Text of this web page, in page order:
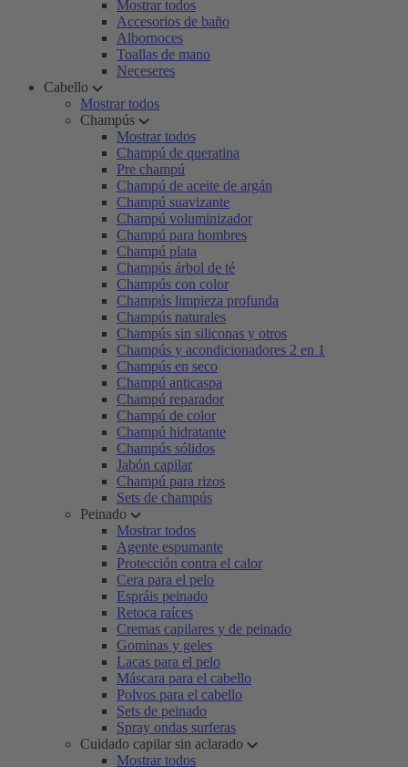
Mostrar todos
Accesorios de baño
Albornoces
Toallas de mano
Neceseres
Cabello
Mostrar todos
Champús
Mostrar todos
Champú de queratina
Pre champú
Champú de aceite de argán
Champú suavizante
Champú voluminizador
Champú para hombres
Champú plata
Champús árbol de té
Champús con color
Champús limpieza profunda
Champús naturales
Champús sin siliconas y otros
Champús y acondicionadores 2 en 1
Champús en seco
Champú anticaspa
Champú reparador
Champú de color
Champú hidratante
Champús sólidos
Jabón capilar
Champú para rizos
Sets de champús
Peinado
Mostrar todos
Agente espumante
Protección contra el calor
Cera para el pelo
Espráis peinado
Retoca raíces
Cremas capilares y de peinado
Gominas y geles
Lacas para el pelo
Máscara para el cabello
Polvos para el cabello
Sets de peinado
Spray ondas surferas
Cuidado capilar sin aclarado
Mostrar todos